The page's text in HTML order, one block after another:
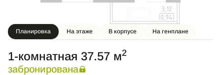
Планировка На этаже В корпусе На генплане
1-комнатная 37.57 м2
забронирована